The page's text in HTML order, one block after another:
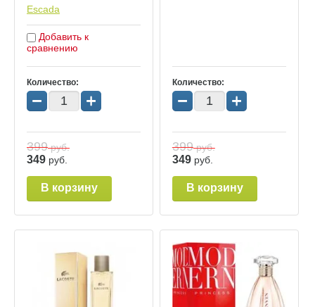
Escada
Добавить к
сравнению
Количество:
− +
399руб.
349 руб.
В корзину
Количество:
− +
399руб.
349 руб.
В корзину